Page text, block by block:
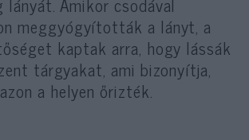
meggyógyították a lányt, a
kaptak arra, hogy lássák
tárgyakat, ami bizonyítja,
a helyen őrizték.